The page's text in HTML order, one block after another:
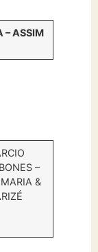
– ASSIM
–
&